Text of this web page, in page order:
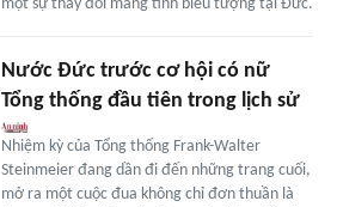
một sự thay đổi mang tính biểu tượng tại Đức.
Nước Đức trước cơ hội có nữ
Tổng thống đầu tiên trong lịch sử
Nhiệm kỳ của Tổng thống Frank-Walter
Steinmeier đang dần đi đến những trang cuối,
mở ra một cuộc đua không chỉ đơn thuần là